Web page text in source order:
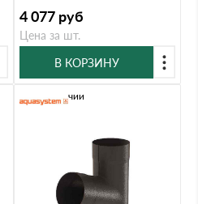
4 077 руб
Цена за шт.
В КОРЗИНУ
В наличии